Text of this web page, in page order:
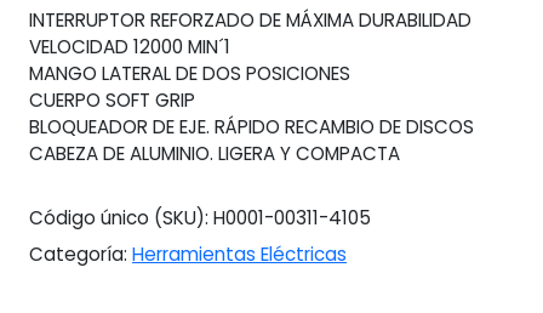
INTERRUPTOR REFORZADO DE MÁXIMA DURABILIDAD
VELOCIDAD 12000 MIN´1
MANGO LATERAL DE DOS POSICIONES
CUERPO SOFT GRIP
BLOQUEADOR DE EJE. RÁPIDO RECAMBIO DE DISCOS
CABEZA DE ALUMINIO. LIGERA Y COMPACTA
Código único (SKU): H0001-00311-4105
Categoría: Herramientas Eléctricas